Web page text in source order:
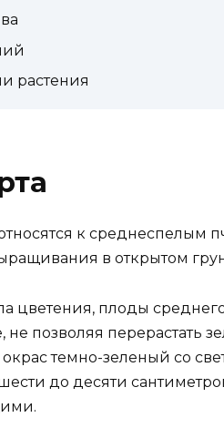
растения
к среднеспелым
в открытом
цветения, плоды
не позволяя перерастать
темно-зеленый со
до десяти